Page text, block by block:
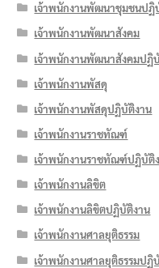
เจ้าพนักงานพัฒนาชุมชนปฏิ
เจ้าพนักงานพัฒนาสังคม
เจ้าพนักงานพัฒนาสังคมปฏิ
เจ้าพนักงานพัสดุ
เจ้าพนักงานพัสดุปฏิบัติงาน
เจ้าพนักงานราชทัณฑ์
เจ้าพนักงานราชทัณฑ์ปฏิบัติ
เจ้าพนักงานลิขิต
เจ้าพนักงานลิขิตปฏิบัติงาน
เจ้าพนักงานศาลยุติธรรม
เจ้าพนักงานศาลยุติธรรมปฏิ